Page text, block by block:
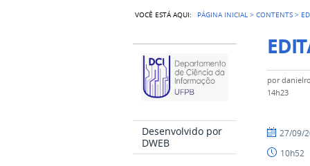
VOCÊ ESTÁ AQUI: PÁGINA INICIAL >CONTENTS >
Desenvolvido por
DWEB
por
14h23
por
publicado
27/09/
10h52